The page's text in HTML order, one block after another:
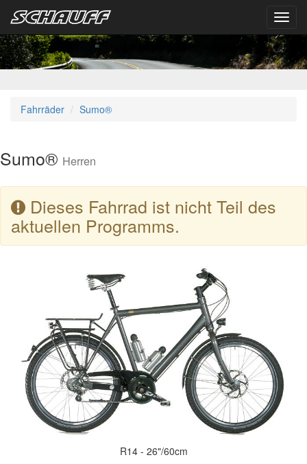
Fahrräder Sumo®
Sumo® Herren
Dieses Fahrrad ist nicht Teil des
aktuellen Programms.
R14 - 26"/60cm